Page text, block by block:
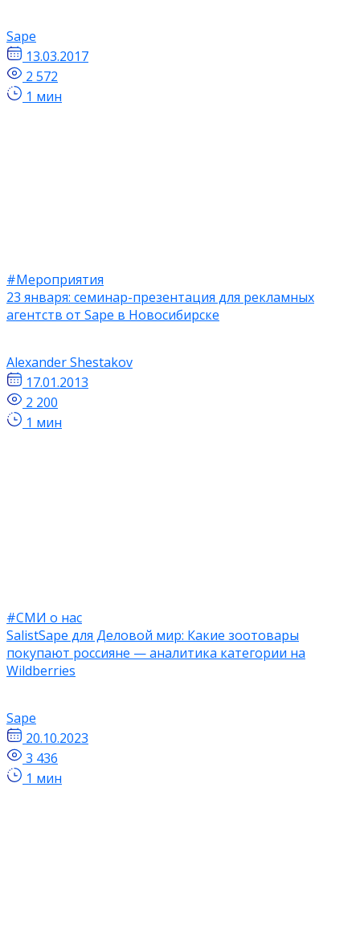
Sape
13.03.2017
2 572
1 мин
#Мероприятия
23 января: семинар-презентация для рекламных
агентств от Sape в Новосибирске
Alexander Shestakov
17.01.2013
2 200
1 мин
#СМИ о нас
SalistSape для Деловой мир: Какие зоотовары
покупают россияне — аналитика категории на
Wildberries
Sape
20.10.2023
3 436
1 мин